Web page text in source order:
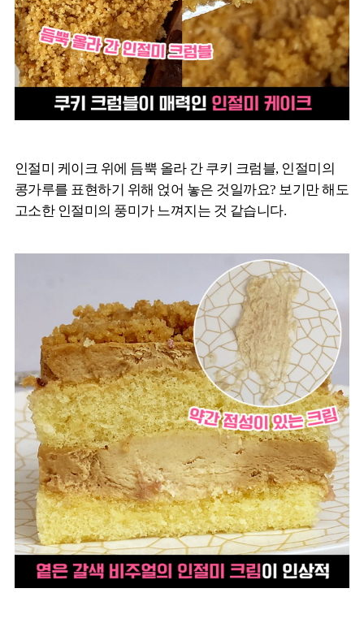
인절미 케이크 위에 듬뿍 올라 간 쿠키 크럼블, 인절미의
콩가루를 표현하기 위해 얹어 놓은 것일까요? 보기만 해도
고소한 인절미의 풍미가 느껴지는 것 같습니다.